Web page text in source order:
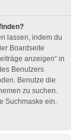
lassen, indem du
Boardseite
anzeigen“ in
Benutzers
Benutze die
zu suchen.
Suchmaske ein.